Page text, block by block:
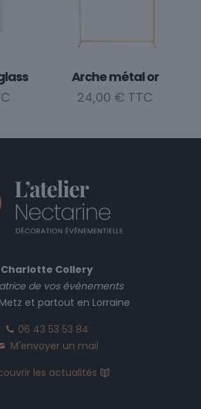
Arche métal or
24,00 €
Charlotte Collery
de vos événements
et partout en Lorraine
06 43 53 53 84
M'envoyer un mail
les actualités